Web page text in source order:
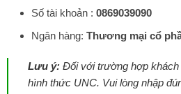
Số tài khoản : 0869039090
Ngân hàng: Thương mại cổ
Lưu ý: Đối với trường hợp khách
hình thức UNC. Vui lòng nhập